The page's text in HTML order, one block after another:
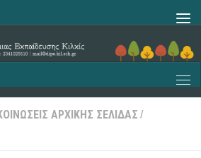
ΑΡΧΙΚΗΣ ΣΕΛΙΔΑΣ /